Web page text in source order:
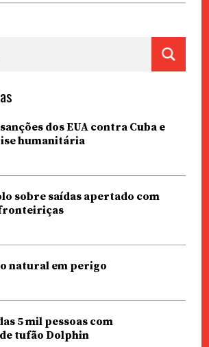
dos EUA contra Cuba e
humanitária
sobre saídas apertado com
natural em perigo
5 mil pessoas com
tufão Dolphin